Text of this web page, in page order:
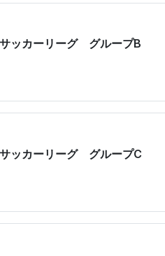
ッカーリーグ グループB
ッカーリーグ グループC